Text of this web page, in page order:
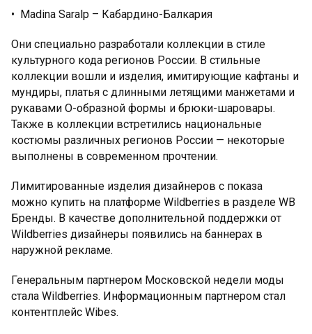
•⁠ ⁠Madina Saralp – Кабардино-Балкария
Они специально разработали коллекции в стиле
культурного кода регионов России. В стильные
коллекции вошли и изделия, имитирующие кафтаны и
мундиры, платья с длинными летящими манжетами и
рукавами О-образной формы и брюки-шаровары.
Также в коллекции встретились национальные
костюмы различных регионов России — некоторые
выполнены в современном прочтении.
Лимитированные изделия дизайнеров с показа
можно купить на платформе Wildberries в разделе WB
Бренды. В качестве дополнительной поддержки от
Wildberries дизайнеры появились на баннерах в
наружной рекламе.
Генеральным партнером Московской недели моды
стала Wildberries. Информационным партнером стал
контентплейс Wibes.